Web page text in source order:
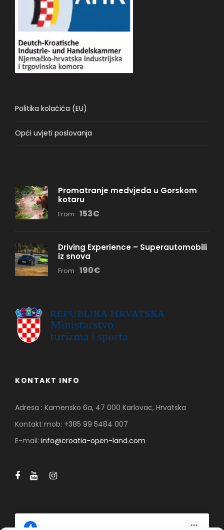
Politika kolačića (EU)
Opći uvjeti poslovanja
Promatranje medvjeda u Gorskom
kotaru
From 153€
Driving Experience – Superautomobili
iz snova
From 190€
KONTAKT INFO
Adresa : Kamensko 6a, 47 000 Karlovac, Hrvatska
Kontakt mob: +385 99 5484 007
E-mail: info@croatia-open-land.com